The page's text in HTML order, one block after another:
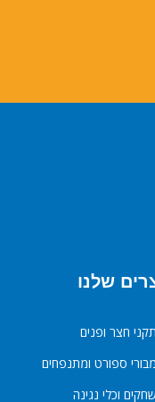
שלנו
חצר ופנים
ספורט ומתנפחים
וכלי נגינה